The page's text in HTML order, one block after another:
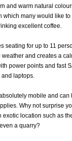
and warm natural
which many would like to
excellent coffee.
seating for up to 11
and creates a
power points and fast
laptops.
mobile and can
Why not surprise
exotic location such as
a quarry?